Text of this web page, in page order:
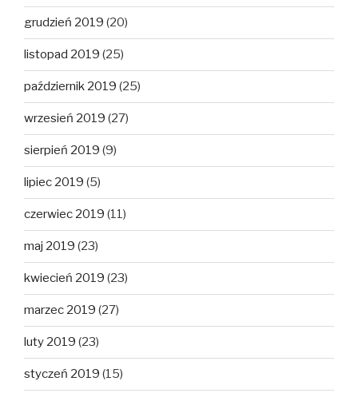
grudzień 2019 (20)
listopad 2019 (25)
październik 2019 (25)
wrzesień 2019 (27)
sierpień 2019 (9)
lipiec 2019 (5)
czerwiec 2019 (11)
maj 2019 (23)
kwiecień 2019 (23)
marzec 2019 (27)
luty 2019 (23)
styczeń 2019 (15)